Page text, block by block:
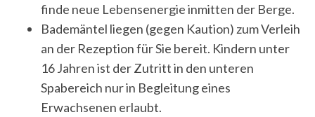
finde neue Lebensenergie inmitten der Berge.
Bademäntel liegen (gegen Kaution) zum Verleih
an der Rezeption für Sie bereit. Kindern unter
16 Jahren ist der Zutritt in den unteren
Spabereich nur in Begleitung eines
Erwachsenen erlaubt.